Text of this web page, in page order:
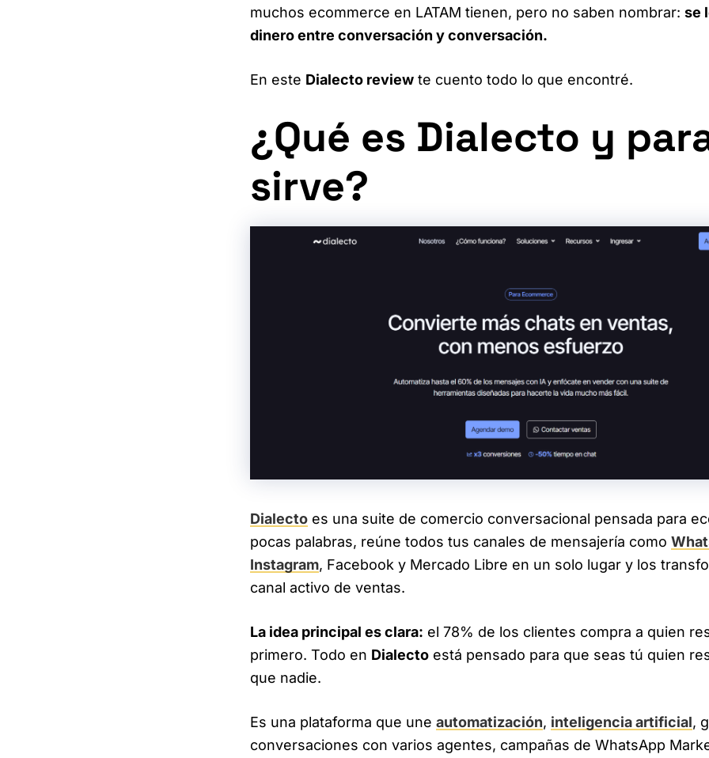
muchos ecommerce en LATAM tienen, pero no saben nombrar:se
dinero entre conversación y conversación.
En este Dialecto review te cuento todo lo que encontré.
¿Qué es Dialecto y
sirve?
Dialecto es una suite de comercio conversacional pensada para
pocas palabras, reúne todos tus canales de mensajería como
Instagram, Facebook y Mercado Libre en un solo lugar y los
canal activo de ventas.
La idea principal es clara: el 78% de los clientes compra a quien
primero. Todo en Dialecto está pensado para que seas tú quien
que nadie.
Es una plataforma que uneautomatización, inteligencia artificial,
conversaciones con varios agentes, campañas de WhatsApp